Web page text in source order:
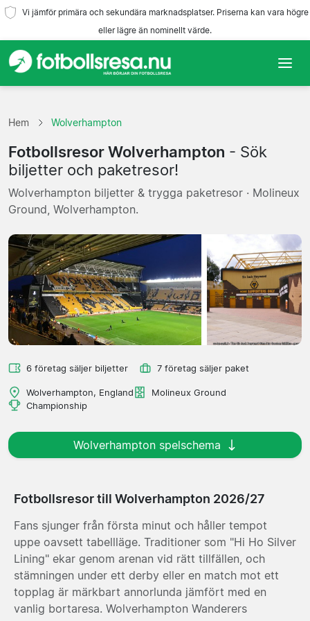
Vi jämför primära och sekundära marknadsplatser. Priserna kan vara högre
eller lägre än nominellt värde.
Lag
Ligor
Resebyråer
Hem Wolverhampton
Fotbollsresor Wolverhampton - Sök
biljetter och paketresor!
Wolverhampton biljetter & trygga paketresor · Molineux
Ground, Wolverhampton.
6 företag säljer biljetter 7 företag säljer paket
Wolverhampton, England
Molineux Ground
Championship
Wolverhampton spelschema
Fotbollsresor till Wolverhampton 2026/27
Fans sjunger från första minut och håller tempot
uppe oavsett tabellläge. Traditioner som "Hi Ho Silver
Lining" ekar genom arenan vid rätt tillfällen, och
stämningen under ett derby eller en match mot ett
topplag är märkbart annorlunda jämfört med en
vanlig bortaresa. Wolverhampton Wanderers